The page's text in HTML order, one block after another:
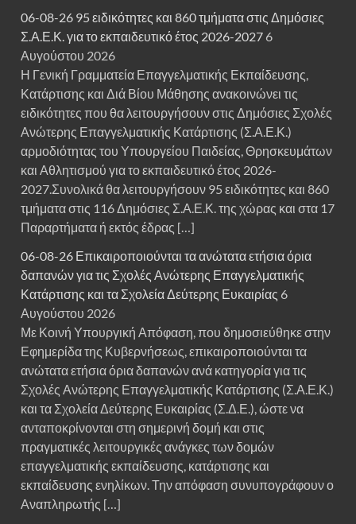
06-08-26 95 ειδικότητες και 860 τμήματα στις Δημόσιες
Σ.Α.Ε.Κ. για το εκπαιδευτικό έτος 2026-2027 6
Αυγούστου 2026
Η Γενική Γραμματεία Επαγγελματικής Εκπαίδευσης,
Κατάρτισης και Διά Βίου Μάθησης ανακοινώνει τις
ειδικότητες που θα λειτουργήσουν στις Δημόσιες Σχολές
Ανώτερης Επαγγελματικής Κατάρτισης (Σ.Α.Ε.Κ.)
αρμοδιότητας του Υπουργείου Παιδείας, Θρησκευμάτων
και Αθλητισμού για το εκπαιδευτικό έτος 2026-
2027.Συνολικά θα λειτουργήσουν 95 ειδικότητες και 860
τμήματα στις 116 Δημόσιες Σ.Α.Ε.Κ. της χώρας και στα 17
Παραρτήματα ή εκτός έδρας […]
06-08-26 Επικαιροποιούνται τα ανώτατα ετήσια όρια
δαπανών για τις Σχολές Ανώτερης Επαγγελματικής
Κατάρτισης και τα Σχολεία Δεύτερης Ευκαιρίας 6
Αυγούστου 2026
Με Κοινή Υπουργική Απόφαση, που δημοσιεύθηκε στην
Εφημερίδα της Κυβερνήσεως, επικαιροποιούνται τα
ανώτατα ετήσια όρια δαπανών ανά κατηγορία για τις
Σχολές Ανώτερης Επαγγελματικής Κατάρτισης (Σ.Α.Ε.Κ.)
και τα Σχολεία Δεύτερης Ευκαιρίας (Σ.Δ.Ε.), ώστε να
ανταποκρίνονται στη σημερινή δομή και στις
πραγματικές λειτουργικές ανάγκες των δομών
επαγγελματικής εκπαίδευσης, κατάρτισης και
εκπαίδευσης ενηλίκων. Την απόφαση συνυπογράφουν ο
Αναπληρωτής […]